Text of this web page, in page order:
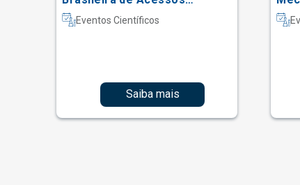
Vasculares
Eventos Científicos
Saiba mais